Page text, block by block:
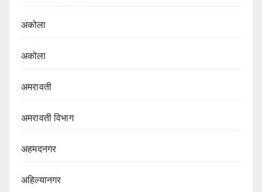
अकोला
अकोला
अमरावती
अमरावती विभाग‌
अहमदनगर
अहिल्यानगर